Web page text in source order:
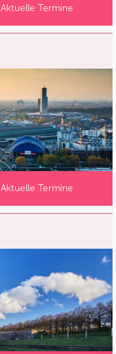
Aktuelle Termine
Aktuelle Termine